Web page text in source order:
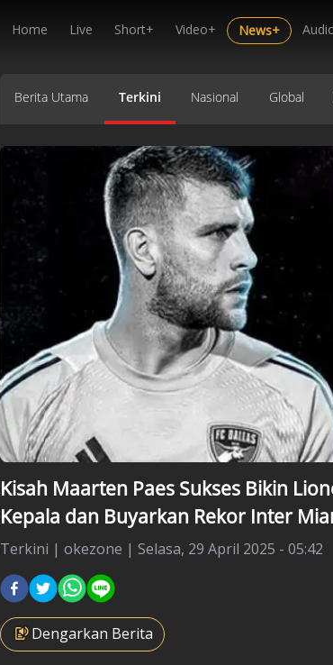
Home Live Short+ Video+ News+
Berita Utama Terkini Nasional Global
Kisah Maarten Paes Sukses Bikin
Kepala dan Buyarkan Rekor Inter
Terkini | okezone | Selasa, 29 April 2025 - 05:42
Dengarkan Berita